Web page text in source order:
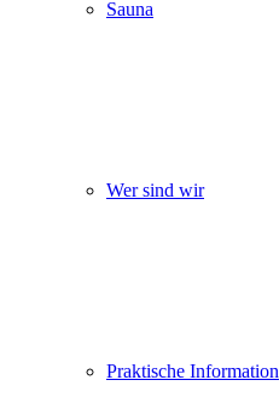
Sauna
Wer sind wir
Praktische Information